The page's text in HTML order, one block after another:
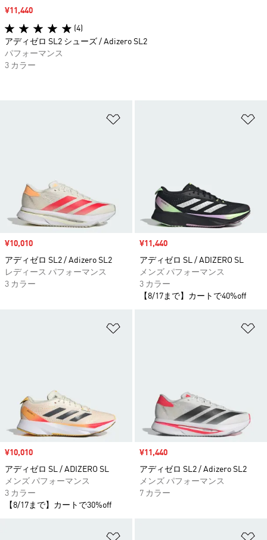
セール価格
¥10,010
アディゼロ SL2 / Adizero SL2
レディース パフォーマンス
3 カラー
セール価格
¥11,440
アディゼロ SL / ADIZERO SL
メンズ パフォーマンス
3 カラー
【8/17まで】カートで40%off
セール価格
¥10,010
アディゼロ SL / ADIZERO SL
メンズ パフォーマンス
3 カラー
【8/17まで】カートで30%off
セール価格
¥11,440
アディゼロ SL2 / Adizero SL2
メンズ パフォーマンス
7 カラー
セール価格
¥11,440
(4)
アディゼロ SL2 シューズ / Adizero SL2
パフォーマンス
3 カラー